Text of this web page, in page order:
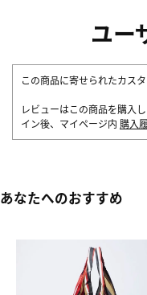
ユー
この商品に寄せられたカス
レビューはこの商品を購入
イン後、マイページ内 購入
あなたへのおすすめ